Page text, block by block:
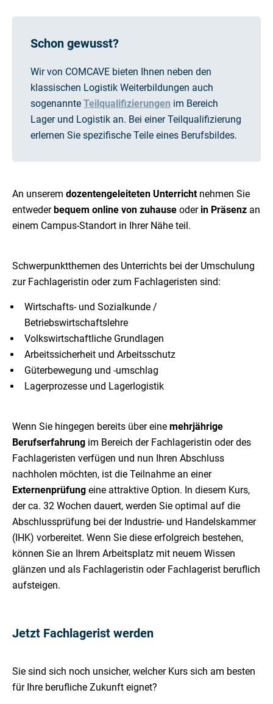
Schon gewusst?
Wir von COMCAVE bieten Ihnen neben den
klassischen Logistik Weiterbildungen auch
sogenannte Teilqualifizierungen im Bereich
Lager und Logistik an. Bei einer Teilqualifizierung
erlernen Sie spezifische Teile eines Berufsbildes.
An unserem dozentengeleiteten Unterrichtnehmen Sie
entwederbequem online von zuhause oder in Präsenz an
einem Campus-Standort in Ihrer Nähe teil.
Schwerpunktthemen des Unterrichts bei der Umschulung
zur Fachlageristin oder zum Fachlageristen sind:
Wirtschafts- und Sozialkunde /
Betriebswirtschaftslehre
Volkswirtschaftliche Grundlagen
Arbeitssicherheit und Arbeitsschutz
Güterbewegung und -umschlag
Lagerprozesse und Lagerlogistik
Wenn Sie hingegen bereits über eine mehrjährige
Berufserfahrung im Bereich der Fachlageristin oder des
Fachlageristen verfügen und nun Ihren Abschluss
nachholen möchten, ist die Teilnahme an einer
Externenprüfung eine attraktive Option. In diesem Kurs,
der ca. 32 Wochen dauert, werden Sie optimal auf die
Abschlussprüfung bei der Industrie- und Handelskammer
(IHK) vorbereitet. Wenn Sie diese erfolgreich bestehen,
können Sie an Ihrem Arbeitsplatz mit neuem Wissen
glänzen und als Fachlageristin oder Fachlagerist beruflich
aufsteigen.
Jetzt Fachlagerist werden
Sie sind sich noch unsicher, welcher Kurs sich am besten
für Ihre berufliche Zukunft eignet?